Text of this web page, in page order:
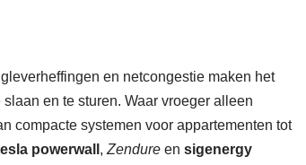
en netcongestie maken het
en te sturen. Waar vroeger alleen
compacte systemen voor appartementen tot
powerwall , Zendureen sigenergy